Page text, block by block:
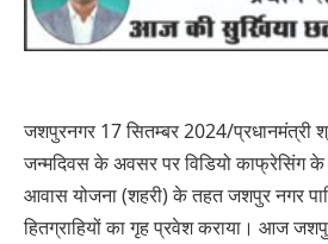
जशपुरनगर 17 सितम्बर 2024/प्रधानमंत्री
जन्मदिवस के अवसर पर विडियो काफ्रेसिंग के
आवास योजना (शहरी) के तहत जशपुर नगर
हितग्राहियों का गृह प्रवेश कराया। आज